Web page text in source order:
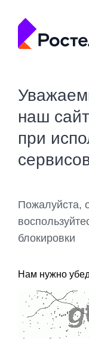
наш
при
Пожалуйста,
блокировки
Нам нужно